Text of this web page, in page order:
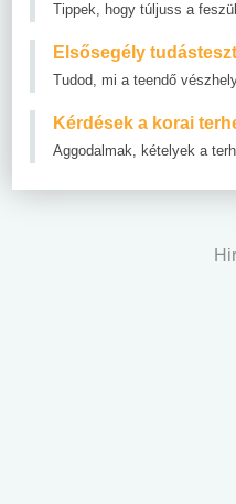
Tippek, hogy túljuss a
Elsősegély tudásteszt
Tudod, mi a teendő
Kérdések a korai
Aggodalmak, kételyek a